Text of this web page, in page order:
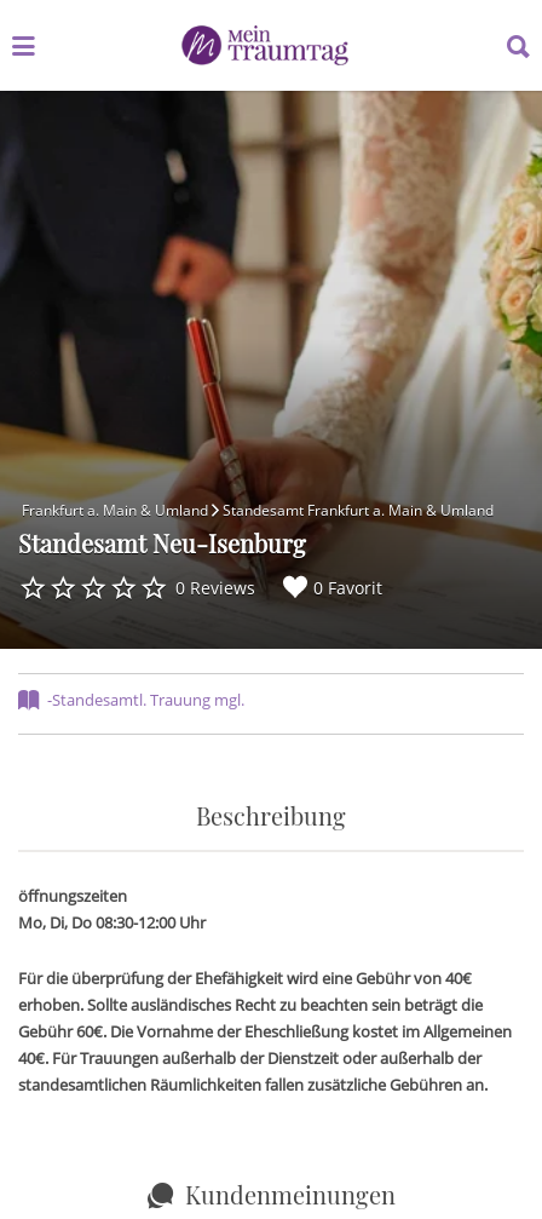
nach:
nach:
Frankfurt a. Main & Umland Standesamt Frankfurt a. Main & Umland
Standesamt Neu-Isenburg
0 Reviews 0 Favorit
-Standesamtl. Trauung mgl.
Beschreibung
öffnungszeiten
Mo, Di, Do 08:30-12:00 Uhr
Für die überprüfung der Ehefähigkeit wird eine Gebühr von 40€
erhoben. Sollte ausländisches Recht zu beachten sein beträgt die
Gebühr 60€. Die Vornahme der Eheschließung kostet im Allgemeinen
40€. Für Trauungen außerhalb der Dienstzeit oder außerhalb der
standesamtlichen Räumlichkeiten fallen zusätzliche Gebühren an.
Kundenmeinungen